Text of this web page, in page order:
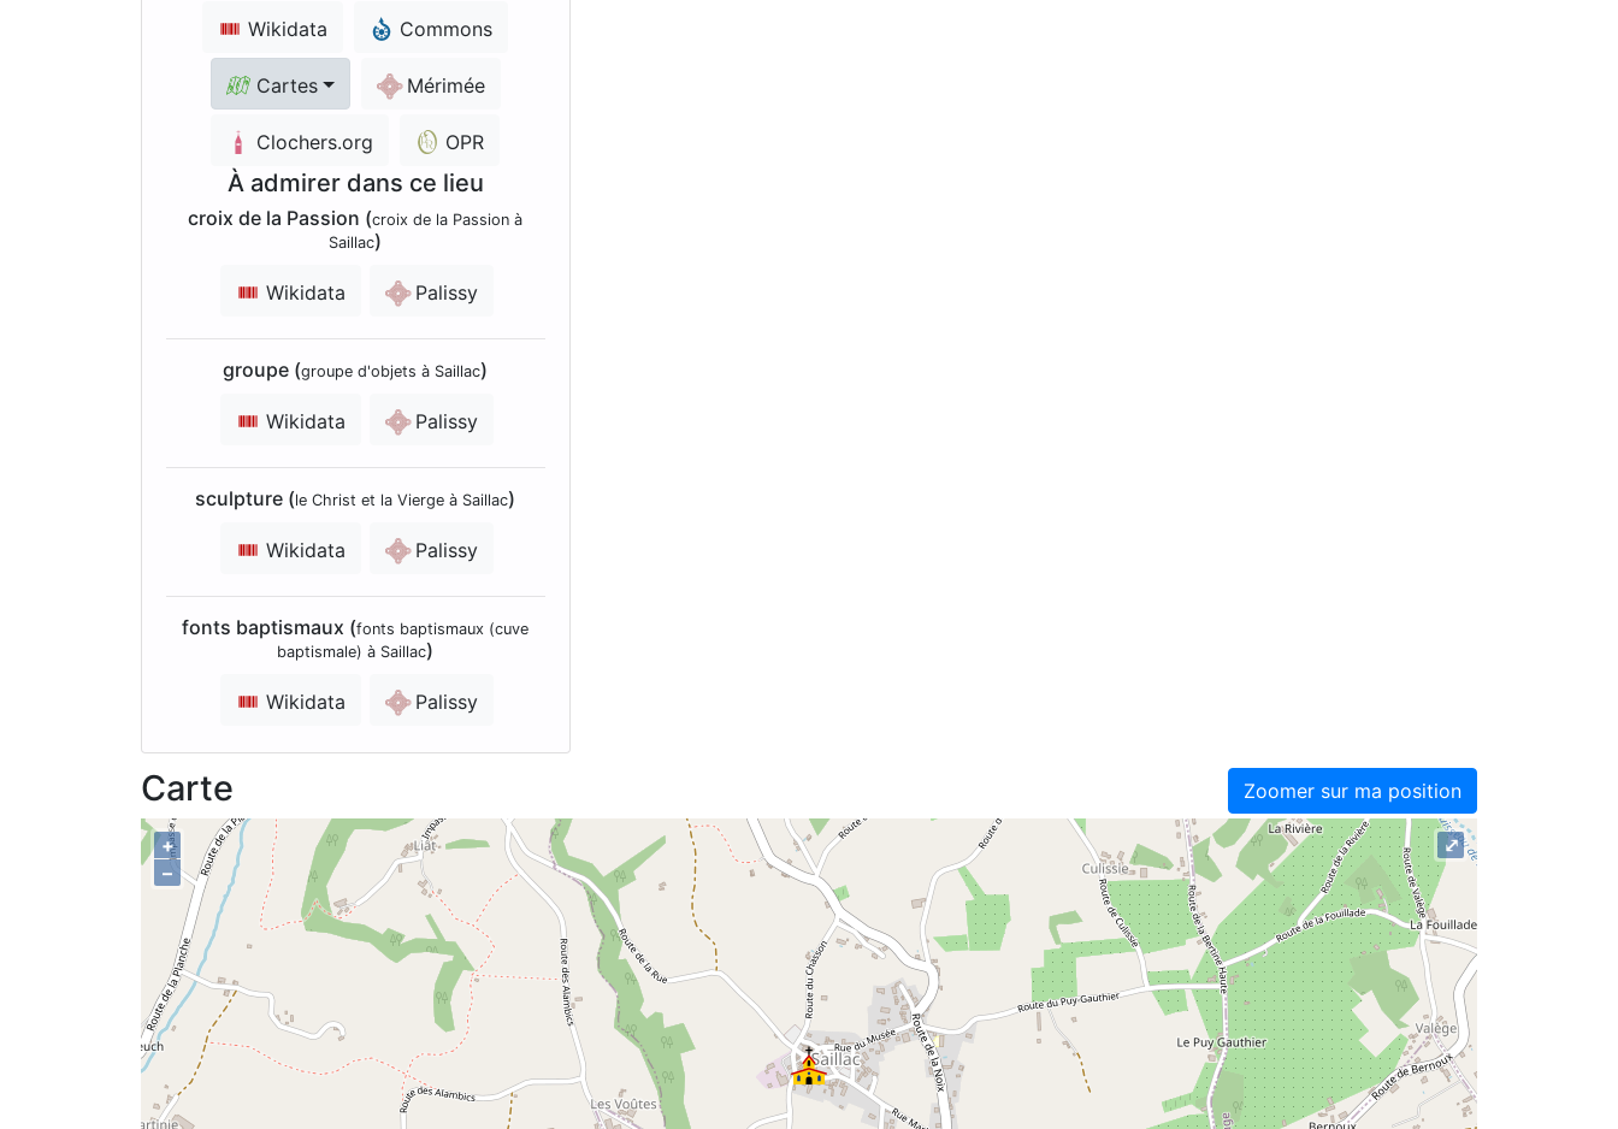
Wikidata Commons
Cartes Mérimée
Clochers.org OPR
À admirer dans ce lieu
croix de la Passion (croix de la Passion à
Saillac)
Wikidata Palissy
groupe (groupe d'objets à Saillac)
Wikidata Palissy
sculpture (le Christ et la Vierge à Saillac)
Wikidata Palissy
fonts baptismaux (fonts baptismaux (cuve
baptismale) à Saillac)
Wikidata Palissy
Zoomer sur ma position
Carte
+
–
⤢